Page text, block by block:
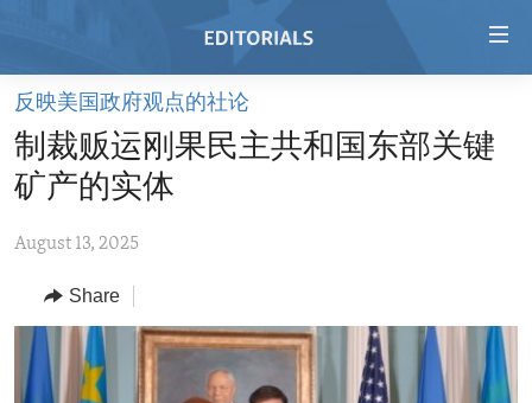
Skip
main
content
to
Navigation
Skip
Search
HOME
VIDEO
REGIONS
AFRICA
AMERICAS
ASIA
TOPICS
HUMAN RIGHTS
SECURITY AND DEFENSE
ARCHIVE
ABOUT US
反映美国政府观点的社论
制裁贩运刚果民主共和国东部关键
矿产的实体
August 13, 2025
Share